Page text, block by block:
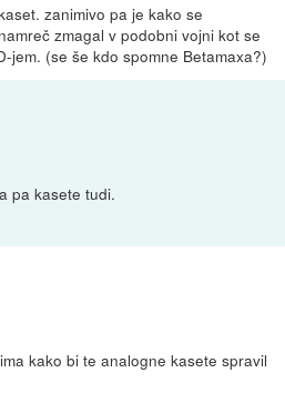
zanimivo pa je kako se
zmagal v podobni vojni kot se
jem. (se še kdo spomne Betamaxa?)
pa kasete tudi.
kako bi te analogne kasete spravil